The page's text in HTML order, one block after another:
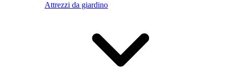
Attrezzi da giardino